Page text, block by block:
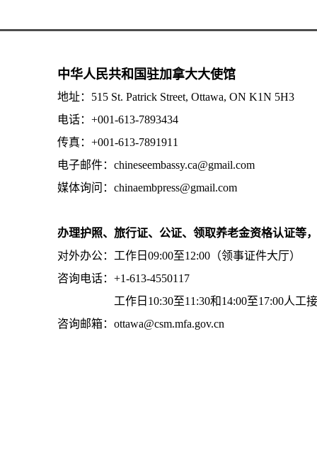
中华人民共和国驻加拿大大使馆
地址：515 St. Patrick Street, Ottawa, ON K1N 5H3
电话：+001-613-7893434
传真：+001-613-7891911
电子邮件：chineseembassy.ca@gmail.com
媒体询问：chinaembpress@gmail.com
办理护照、旅行证、公证、领取养老金资格认证等
对外办公：工作日09:00至12:00（领事证件大厅）
咨询电话：+1-613-4550117
工作日10:30至11:30和14:00至17:00人工
咨询邮箱：ottawa@csm.mfa.gov.cn